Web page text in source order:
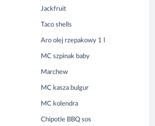
Jackfruit
Taco shells
Aro olej rzepakowy 1 l
MC szpinak baby
Marchew
MC kasza bulgur
MC kolendra
Chipotle BBQ sos